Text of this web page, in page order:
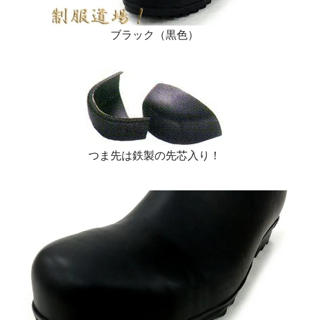
ブラック（黒色）
つま先は鉄製の先芯入り！